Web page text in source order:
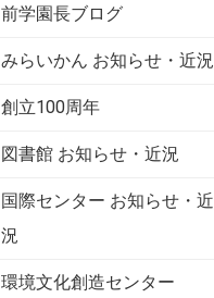
前学園長ブログ
みらいかん お知らせ・近況
創立100周年
図書館 お知らせ・近況
国際センター お知らせ・近
況
環境文化創造センター